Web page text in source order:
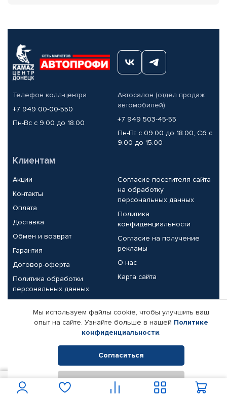
Телефон колл-центра
+7 949 00-00-550
Пн-Вс с 9.00 до 18.00
Автосалон (отдел продаж
автомобилей)
+7 949 503-45-55
Пн-Пт с 09.00 до 18.00, Сб с
9.00 до 15.00
Клиентам
Акции
Контакты
Оплата
Доставка
Обмен и возврат
Гарантия
Договор-оферта
Политика обработки
персональных данных
Согласие посетителя сайта
на обработку
персональных данных
Политика
конфиденциальности
Согласие на получение
рекламы
О нас
Карта сайта
Партнерам
Корпоративным клиентам
Поставщикам
Реквизиты компании
© КАМАЗ ЦЕНТР ДОНЕЦК, 2015-2026. Все права защищены.
Интернет-магазин автомобильных товаров Автопрофи.
Мы используем файлы cookie, чтобы улучшить ваш
опыт на сайте. Узнайте больше в нашей Политике
конфиденциальности.
Согласиться
Отклонить
В корзину